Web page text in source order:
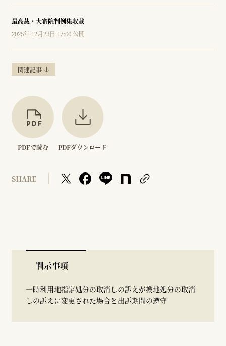
最高裁・大審院判例集収載
2025年 12月23日 17:00 公開
関連記事
PDFで読む PDFダウンロード
SHARE
判示事項
一時利用地指定処分の取消しの訴えが換地処分の取消
しの訴えに変更された場合と出訴期間の遵守